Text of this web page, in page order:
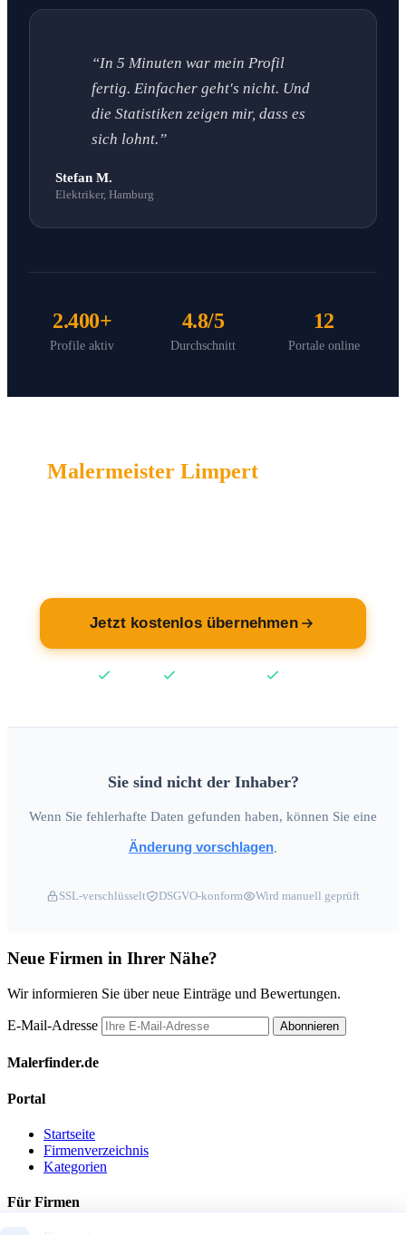
“In 5 Minuten war mein Profil
fertig. Einfacher geht's nicht. Und
die Statistiken zeigen mir, dass es
sich lohnt.”
Stefan M.
Elektriker, Hamburg
2.400+
Profile aktiv
4.8/5
Durchschnitt
12
Portale online
Malermeister Limpertwartet auf
Jetzt kostenlos übernehmen
Sie sind nicht der Inhaber?
Wenn Sie fehlerhafte Daten gefunden haben, können Sie eine
Änderung vorschlagen
SSL-verschlüsselt DSGVO-konform Wird manuell geprüft
Neue Firmen in Ihrer Nähe?
Wir informieren Sie über neue Einträge und Bewertungen.
E-Mail-Adresse Abonnieren
Malerfinder.de
Portal
Startseite
Firmenverzeichnis
Kategorien
Für Firmen